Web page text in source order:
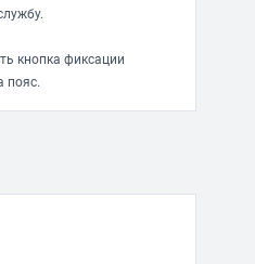
кнопка фиксации
пояс.